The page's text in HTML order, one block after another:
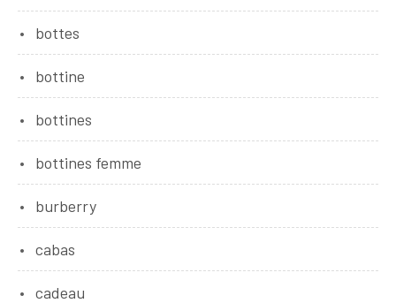
bottes
bottine
bottines
bottines femme
burberry
cabas
cadeau